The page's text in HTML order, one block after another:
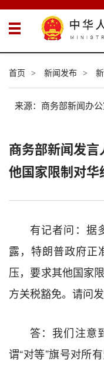
首页 > 新闻发布 >
来源：商务部新闻办
商务部新闻发
他国家限制对
有记者问：据
露，特朗普政府正
压，要求其他国家
方关税豁免。请问
答：我们注意
谓“对等”旗号对所